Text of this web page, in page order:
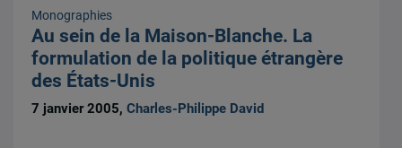
Monographies
Au sein de la Maison-Blanche. La
formulation de la politique étrangère
des États-Unis
7 janvier 2005,Charles-Philippe David